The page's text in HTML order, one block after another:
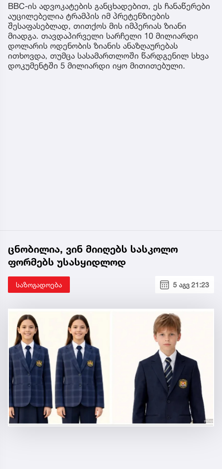
BBC-ის ადვოკატების განცხადებით, ეს ჩანაწერები
აუცილებელია ტრამპის იმ პრეტენზიების
შესაფასებლად, თითქოს მის იმპერიას ზიანი
მიადგა. თავდაპირველი სარჩელი 10 მილიარდი
დოლარის ოდენობის ზიანის ანაზღაურებას
ითხოვდა, თუმცა სასამართლოში წარდგენილ სხვა
დოკუმენტში 5 მილიარდი იყო მითითებული.
ცნობილია, ვინ მიიღებს სასკოლო
ფორმებს უსასყიდლოდ
საზოგადოება 5 აგვ 21:23